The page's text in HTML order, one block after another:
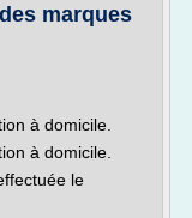
marques
à domicile.
à domicile.
le